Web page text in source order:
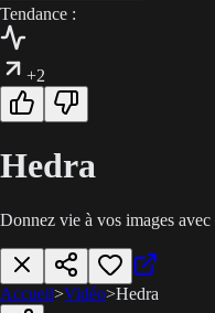
Tendance :
+2
Hedra
Donnez vie à vos images
Accueil>Vidéo>Hedra